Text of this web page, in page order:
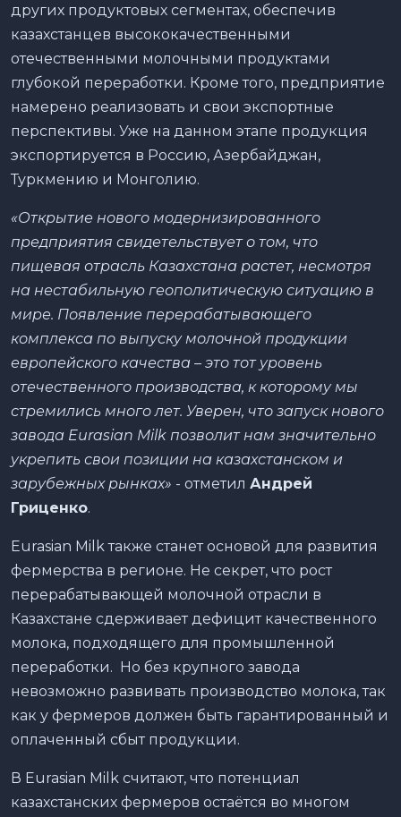
других продуктовых сегментах, обеспечив
казахстанцев высококачественными
отечественными молочными продуктами
глубокой переработки. Кроме того, предприятие
намерено реализовать и свои экспортные
перспективы. Уже на данном этапе продукция
экспортируется в Россию, Азербайджан,
Туркмению и Монголию.
«Открытие нового модернизированного
предприятия свидетельствует о том, что
пищевая отрасль Казахстана растет, несмотря
на нестабильную геополитическую ситуацию в
мире. Появление перерабатывающего
комплекса по выпуску молочной продукции
европейского качества – это тот уровень
отечественного производства, к которому мы
стремились много лет. Уверен, что запуск нового
завода Eurasian Milk позволит нам значительно
укрепить свои позиции на казахстанском и
зарубежных рынках» - отметил Андрей
Гриценко.
Eurasian Milk также станет основой для развития
фермерства в регионе. Не секрет, что рост
перерабатывающей молочной отрасли в
Казахстане сдерживает дефицит качественного
молока, подходящего для промышленной
переработки. Но без крупного завода
невозможно развивать производство молока, так
как у фермеров должен быть гарантированный и
оплаченный сбыт продукции.
В Eurasian Milk считают, что потенциал
казахстанских фермеров остаётся во многом